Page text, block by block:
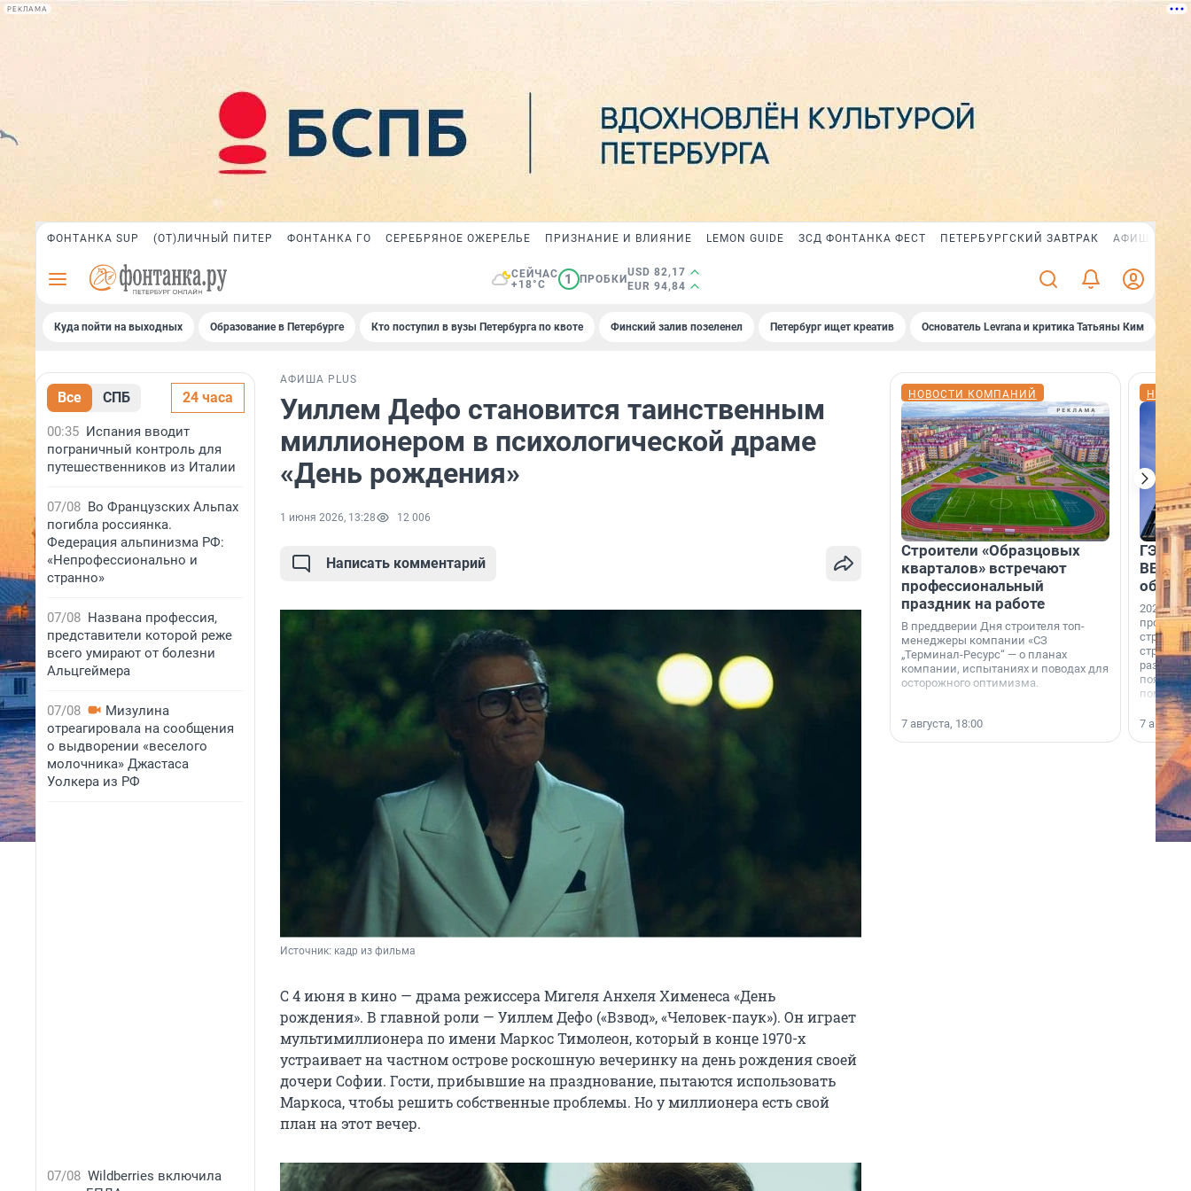
РЕКЛАМА
ФОНТАНКА SUP (ОТ)ЛИЧНЫЙ ПИТЕР ФОНТАНКА ГО СЕРЕБРЯНОЕ ОЖЕРЕЛЬЕ ПРИЗНАНИЕ И ВЛИЯНИЕ LEMON GUIDE ЗСД ФОНТАНКА ФЕСТ ПЕТЕРБУРГСКИЙ ЗАВТРАК АФИША PLUS
СЕЙЧАС
+18°C
1 ПРОБКИ
USD 82,17
EUR 94,84
Куда пойти на выходных Образование в Петербурге Кто поступил в вузы Петербурга по квоте Финский залив позеленел Петербург ищет креатив Основатель Levrana и критика Татьяны Ким
Все СПБ 24 часа
00:35 Испания вводит
пограничный контроль для
путешественников из Италии
07/08 Во Французских Альпах
погибла россиянка.
Федерация альпинизма РФ:
«Непрофессионально и
странно»
07/08 Названа профессия,
представители которой реже
всего умирают от болезни
Альцгеймера
07/08
Мизулина
отреагировала на сообщения
о выдворении «веселого
молочника» Джастаса
Уолкера из РФ
07/08 Wildberries включила
АФИША PLUS
Уиллем Дефо становится таинственным
миллионером в психологической драме
«День рождения»
1 июня 2026, 13:28 12 006
Написать комментарий
Источник: кадр из фильма
С 4 июня в кино — драма режиссера Мигеля Анхеля Хименеса «День
рождения». В главной роли — Уиллем Дефо («Взвод», «Человек-паук»). Он играет
мультимиллионера по имени Маркос Тимолеон, который в конце 1970-х
устраивает на частном острове роскошную вечеринку на день рождения своей
дочери Софии. Гости, прибывшие на празднование, пытаются использовать
Маркоса, чтобы решить собственные проблемы. Но у миллионера есть свой
план на этот вечер.
НОВОСТИ КОМПАНИЙ
Строители «Образцовых
кварталов» встречают
профессиональный
праздник на работе
В преддверии Дня строителя топ-
менеджеры компании «СЗ
„Терминал-Ресурс“ — о планах
компании, испытаниях и поводах для
осторожного оптимизма.
7 августа, 18:00
ГЭС,
ВВП: в
об
2026-й —
раз. В
7